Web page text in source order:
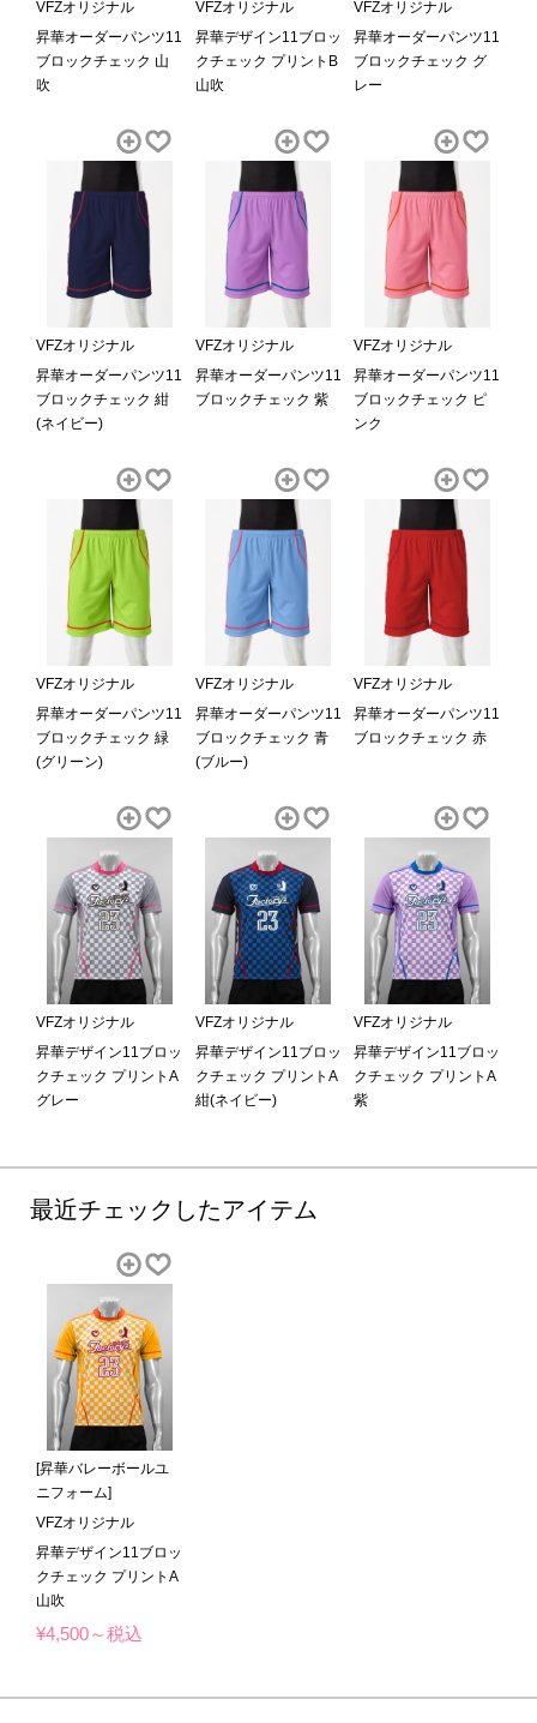
VFZオリジナル
昇華オーダーパンツ11
ブロックチェック 山
吹
VFZオリジナル
昇華デザイン11ブロッ
クチェック プリントB
山吹
VFZオリジナル
昇華オーダーパンツ11
ブロックチェック グ
レー
VFZオリジナル
昇華オーダーパンツ11
ブロックチェック 紺
(ネイビー)
VFZオリジナル
昇華オーダーパンツ11
ブロックチェック 紫
VFZオリジナル
昇華オーダーパンツ11
ブロックチェック ピ
ンク
VFZオリジナル
昇華オーダーパンツ11
ブロックチェック 緑
(グリーン)
VFZオリジナル
昇華オーダーパンツ11
ブロックチェック 青
(ブルー)
VFZオリジナル
昇華オーダーパンツ11
ブロックチェック 赤
VFZオリジナル
昇華デザイン11ブロッ
クチェック プリントA
グレー
VFZオリジナル
昇華デザイン11ブロッ
クチェック プリントA
紺(ネイビー)
VFZオリジナル
昇華デザイン11ブロッ
クチェック プリントA
紫
最近チェックしたアイテム
[昇華バレーボールユ
ニフォーム]
VFZオリジナル
昇華デザイン11ブロッ
クチェック プリントA
山吹
¥4,500～税込